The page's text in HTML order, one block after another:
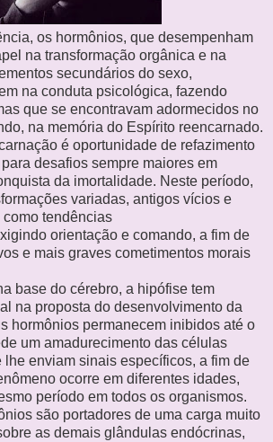
os hormônios, que desempenham
na transformação orgânica e na
secundários do sexo,
na conduta psicológica, fazendo
que se encontravam adormecidos no
na memória do Espírito reencarnado.
é oportunidade de refazimento
desafios sempre maiores em
da imortalidade. Neste período,
variadas, antigos vícios e
como tendências
orientação e comando, a fim de
e mais graves cometimentos morais
base do cérebro, a hipófise tem
na proposta do desenvolvimento da
hormônios permanecem inibidos até o
um amadurecimento das células
lhe enviam sinais específicos, a fim de
ocorre em diferentes idades,
período em todos os organismos.
são portadores de uma carga muito
as demais glândulas endócrinas,